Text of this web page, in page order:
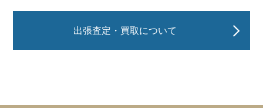
出張査定・買取について